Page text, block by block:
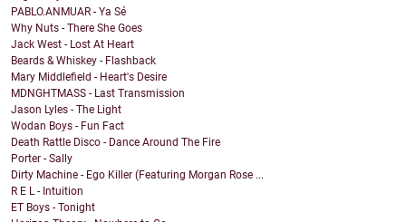
PABLO.ANMUAR - Ya Sé
Why Nuts - There She Goes
Jack West - Lost At Heart
Beards & Whiskey - Flashback
Mary Middlefield - Heart's Desire
MDNGHTMASS - Last Transmission
Jason Lyles - The Light
Wodan Boys - Fun Fact
Death Rattle Disco - Dance Around The Fire
Porter - Sally
Dirty Machine - Ego Killer (Featuring Morgan Rose ...
R E L - Intuition
ET Boys - Tonight